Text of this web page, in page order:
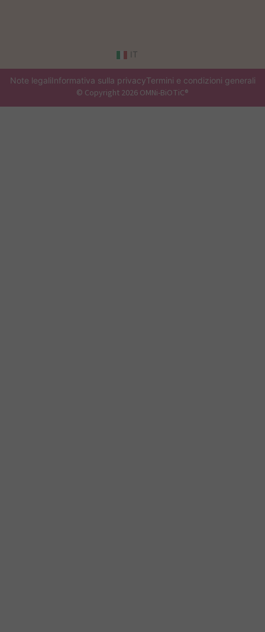
IT
Note legaliInformativa sulla privacyTermini e condizioni generali
© Copyright 2026 OMNi-BiOTiC®